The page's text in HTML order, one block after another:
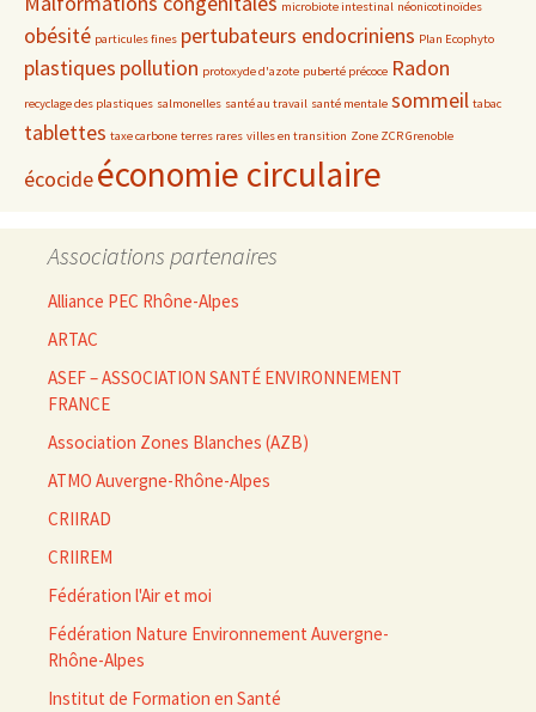
microbiote intestinal néonicotinoïdes
obésité particules fines pertubateurs endocriniens Plan Ecophyto
plastiques pollution protoxyde d'azote puberté précoce Radon
recyclage des plastiques salmonelles santé au travail santé mentale sommeil tabac
tablettes taxe carbone terres rares villes en transition Zone ZCR Grenoble
écocideéconomie circulaire
Associations partenaires
Alliance PEC Rhône-Alpes
ARTAC
ASEF – ASSOCIATION SANTÉ ENVIRONNEMENT
FRANCE
Association Zones Blanches (AZB)
ATMO Auvergne-Rhône-Alpes
CRIIRAD
CRIIREM
Fédération l'Air et moi
Fédération Nature Environnement Auvergne-
Rhône-Alpes
Institut de Formation en Santé